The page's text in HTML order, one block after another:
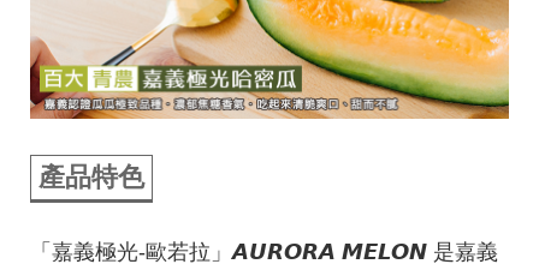
產品特色
「嘉義極光-歐若拉」𝘼𝙐𝙍𝙊𝙍𝘼 𝙈𝙀𝙇𝙊𝙉 是嘉義